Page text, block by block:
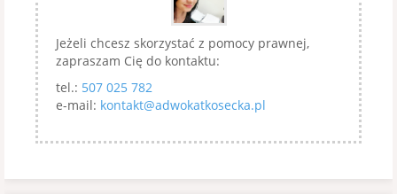
Jeżeli chcesz skorzystać z pomocy prawnej,
zapraszam Cię do kontaktu:
tel.: 507 025 782
e-mail: kontakt@adwokatkosecka.pl